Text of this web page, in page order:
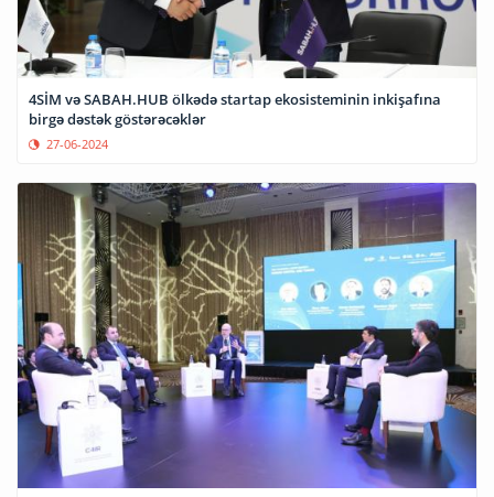
4SİM və SABAH.HUB ölkədə startap ekosisteminin inkişafına
birgə dəstək göstərəcəklər
27-06-2024